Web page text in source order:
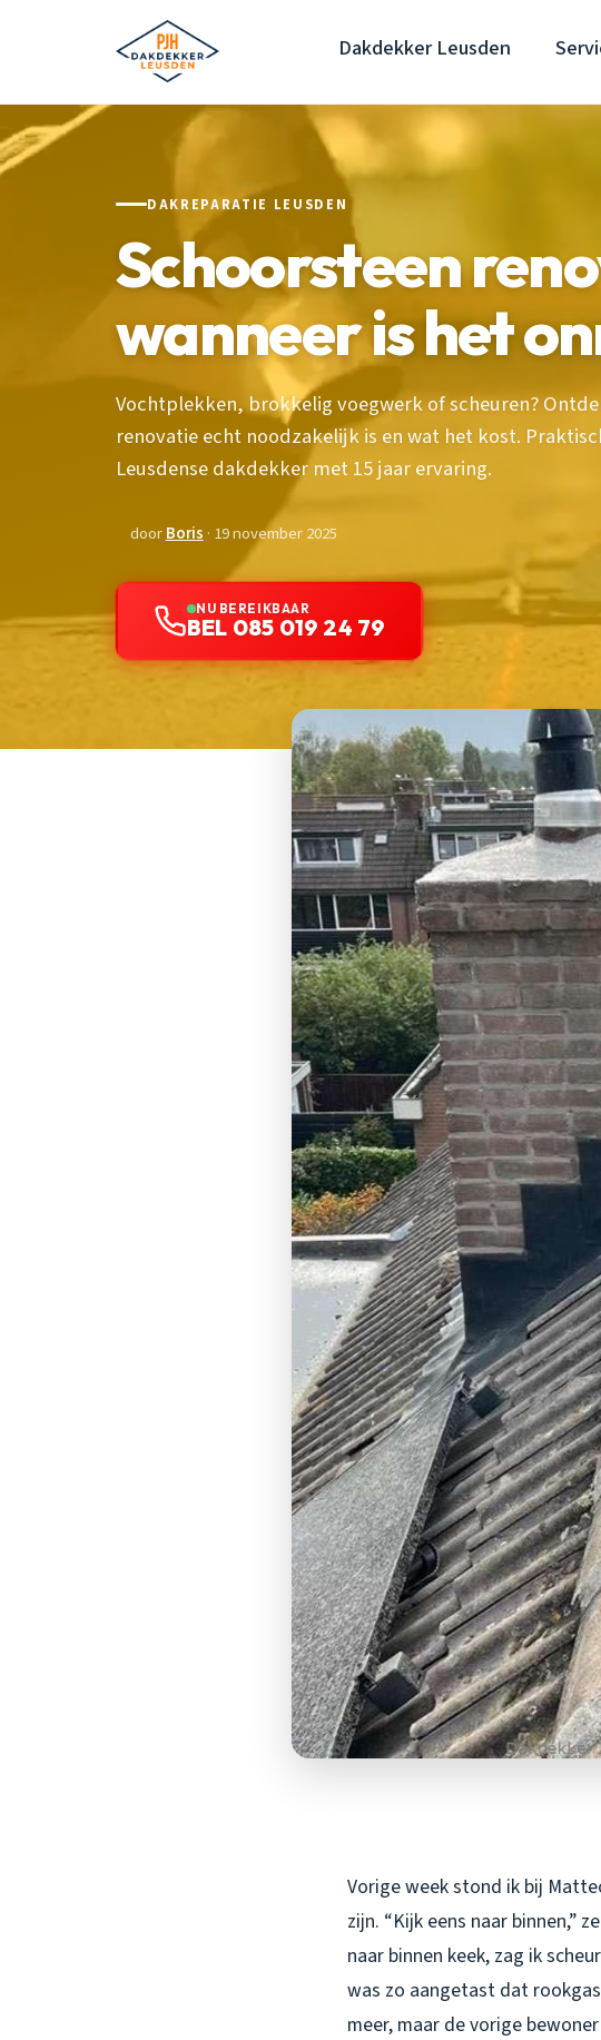
Dakdekker Leusden
DAKREPARATIE LEUSDEN
Schoorsteen
wanneer is het
Vochtplekken, brokkelig voegwerk of scheuren?
renovatie echt noodzakelijk is en wat het kost.
Leusdense dakdekker met 15 jaar ervaring.
doorBoris · 19 november 2025
NU BEREIKBAAR
BEL 085 019 24 79
Vorige week stond ik bij
zijn. “Kijk eens naar binnen,”
naar binnen keek, zag ik
was zo aangetast dat
meer, maar de vorige